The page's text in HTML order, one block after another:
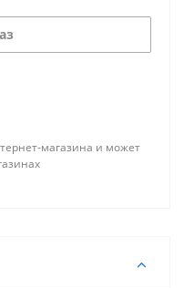
магазина и может